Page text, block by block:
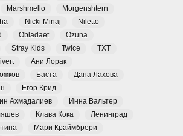
Marshmello
Morgenshtern
Nicki Minaj
Niletto
Obladaet
Ozuna
Stray Kids Twice
TXT
Ани Лорак
Баста
Дана Лахова
Егор Крид
Ахмадалиев
Инна Вальтер
Клава Кока
Ленинград
Мари Краймбрери